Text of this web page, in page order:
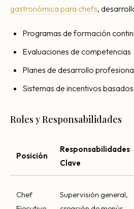
gastronómica para chefs,
Programas de formación
Evaluaciones de competencias
Planes de desarrollo
Sistemas de incentivos
Roles y Responsabilidades
Posición
Responsabilidades
Clave
Chef
Supervisión general,